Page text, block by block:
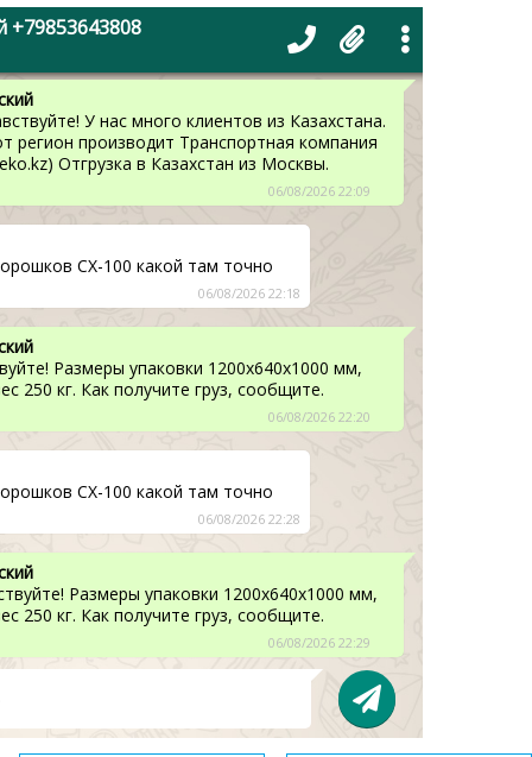
+79853643808
с доставкой в Уральск (
на доставку ?
06/08/2026 22:08
У нас много клиентов из Казахстана.
регион производит Транспортная компания
Отгрузка в Казахстан из Москвы.
06/08/2026 22:09
CX-100 какой там точно
06/08/2026 22:18
Размеры упаковки 1200х640х1000 мм,
250 кг. Как получите груз, сообщите.
06/08/2026 22:20
CX-100 какой там точно
06/08/2026 22:28
Размеры упаковки 1200х640х1000 мм,
250 кг. Как получите груз, сообщите.
06/08/2026 22:29